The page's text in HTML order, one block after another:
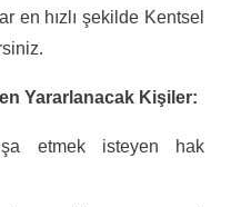
en hızlı şekilde Kentsel
Yararlanacak Kişiler:
etmek isteyen hak